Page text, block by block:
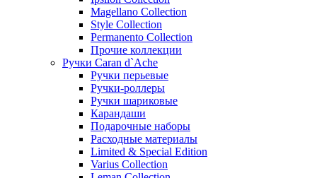
Magellano Collection
Style Collection
Permanento Collection
Прочие коллекции
Ручки Caran d`Ache
Ручки перьевые
Ручки-роллеры
Ручки шариковые
Карандаши
Подарочные наборы
Расходные материалы
Limited & Special Edition
Varius Collection